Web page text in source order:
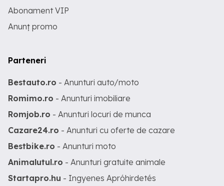
Abonament VIP
Anunț promo
Parteneri
Bestauto.ro - Anunturi auto/moto
Romimo.ro - Anunturi imobiliare
Romjob.ro - Anunturi locuri de munca
Cazare24.ro - Anunturi cu oferte de cazare
Bestbike.ro - Anunturi moto
Animalutul.ro - Anunturi gratuite animale
Startapro.hu - Ingyenes Apróhirdetés